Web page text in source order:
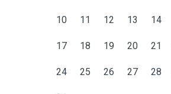
10 11 12 13 14
17 18 19 20 21
24 25 26 27 28